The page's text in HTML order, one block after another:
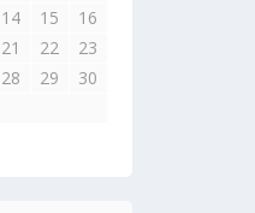
14 15
16
21 22
23
28 29
30